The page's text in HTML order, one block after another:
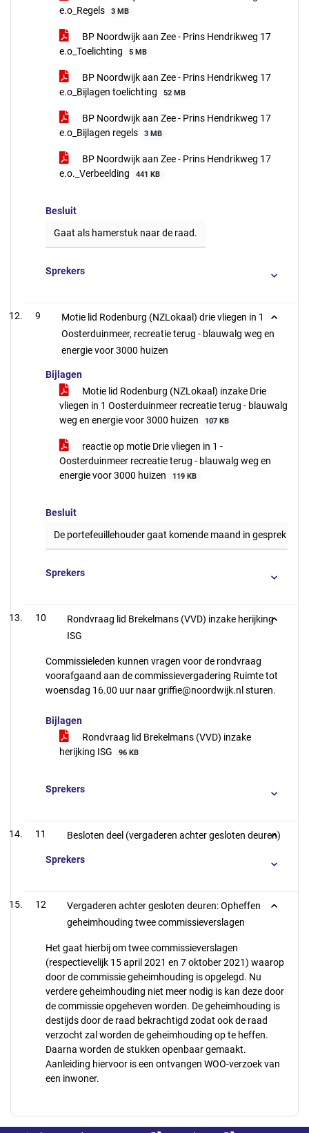
e.o_Regels
3 MB
BP Noordwijk aan Zee - Prins Hendrikweg 17
e.o_Toelichting
5 MB
BP Noordwijk aan Zee - Prins Hendrikweg 17
e.o_Bijlagen toelichting
52 MB
BP Noordwijk aan Zee - Prins Hendrikweg 17
e.o_Bijlagen regels
3 MB
BP Noordwijk aan Zee - Prins Hendrikweg 17
e.o._Verbeelding
441 KB
Besluit
Gaat als hamerstuk naar de raad.
Sprekers
9
Motie lid Rodenburg (NZLokaal) drie vliegen in 1
Oosterduinmeer, recreatie terug - blauwalg weg en
energie voor 3000 huizen
Bijlagen
Motie lid Rodenburg (NZLokaal) inzake Drie
vliegen in 1 Oosterduinmeer recreatie terug - blauwalg
weg en energie voor 3000 huizen
107 KB
reactie op motie Drie vliegen in 1 -
Oosterduinmeer recreatie terug - blauwalg weg en
energie voor 3000 huizen
119 KB
Besluit
De portefeuillehouder gaat komende maand in gesprek
Sprekers
10
Rondvraag lid Brekelmans (VVD) inzake herijking
ISG
Commissieleden kunnen vragen voor de rondvraag
voorafgaand aan de commissievergadering Ruimte tot
woensdag 16.00 uur naar griffie@noordwijk.nl sturen.
Bijlagen
Rondvraag lid Brekelmans (VVD) inzake
herijking ISG
96 KB
Sprekers
11 Besloten deel (vergaderen achter gesloten deuren)
Sprekers
12
Vergaderen achter gesloten deuren: Opheffen
geheimhouding twee commissieverslagen
Het gaat hierbij om twee commissieverslagen
(respectievelijk 15 april 2021 en 7 oktober 2021) waarop
door de commissie geheimhouding is opgelegd. Nu
verdere geheimhouding niet meer nodig is kan deze door
de commissie opgeheven worden. De geheimhouding is
destijds door de raad bekrachtigd zodat ook de raad
verzocht zal worden de geheimhouding op te heffen.
Daarna worden de stukken openbaar gemaakt.
Aanleiding hiervoor is een ontvangen WOO-verzoek van
een inwoner.